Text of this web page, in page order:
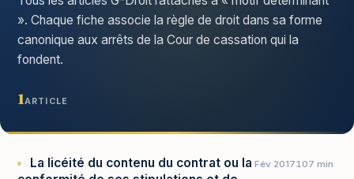
». Chaque fiche associe la règle de droit dans sa forme
canonique aux arrêts de la Cour de cassation qui la
fondent.
1 ARTICLE
La licéité du contenu du contrat ou la Fév 2017107 min